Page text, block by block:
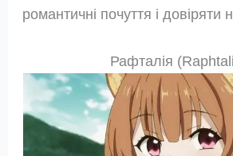
романтичні почуття і довіряти
Рафталія